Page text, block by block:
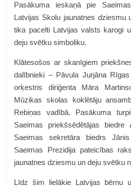
Pasākuma ieskaņā pie
Latvijas Skolu jaunatnes dziesmu
tika pacelti Latvijas valsts karogi
deju svētku simboliku.
Klātesošos ar skanīgiem
dalībnieki – Pāvula Jurjāna
orķestris diriģenta Māra
Mūzikas skolas koklētāju
Rebiņas vadībā. Pasākuma
Saeimas priekšsēdētājas biedre
Saeimas sekretāra biedrs
Saeimas Prezidija pateicības
jaunatnes dziesmu un deju svētku
Līdz šim lielākie Latvijas bērnu